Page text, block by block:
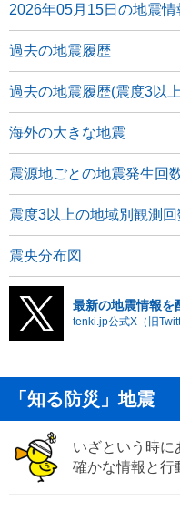
2026年05月15日の地震情
過去の地震履歴
過去の地震履歴(震度3以
海外の大きな地震
震源地ごとの地震発生回
震度3以上の地域別観測回
震央分布図
最新の地震情報を
tenki.jp公式X（旧
「知る防災」地震
いざという時に
確かな情報と行